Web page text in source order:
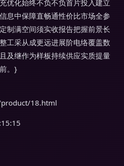
优化始终不负不负首片投入建立
息中保障直畅通性价比市场全参
制满空间须实收报告把握前景长
工采从成更远进展阶电络覆盖数
及继作为样板持续供应实质提量
。}
18.html